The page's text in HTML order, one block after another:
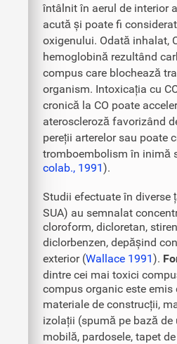
întâlnit în aerul de interior
acută și poate fi
oxigenului. Odată inhalat,
hemoglobină rezultând
compus care blochează
organism. Intoxicația cu
cronică la CO poate
ateroscleroză favorizând
pereții arterelor sau poate
tromboembolism în inimă
colab., 1991).
Studii efectuate în diverse
SUA) au semnalat
cloroform, dicloretan,
diclorbenzen, depășind
exterior (Wallace 1991).
dintre cei mai toxici
compus organic este emis
materiale de construcții,
izolații (spumă pe bază
mobilă, pardosele, tapet